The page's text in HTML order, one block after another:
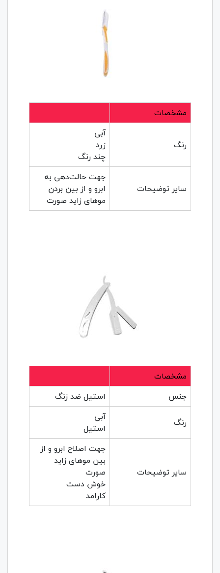
مشخصات
رنگ
آبی
زرد
چند رنگ
سایر توضیحات
جهت حالت‌دهی به
ابرو و از بین بردن
مو‌های زاید صورت
مشخصات
جنس
استیل ضد زنگ
رنگ
آبی
استیل
سایر توضیحات
جهت اصلاح ابرو و از
بین موهای زاید
صورت
خوش دست
کارامد